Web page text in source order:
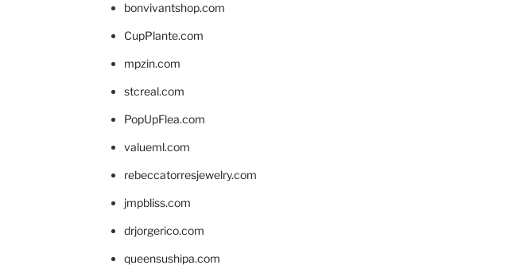
bonvivantshop.com
CupPlante.com
mpzin.com
stcreal.com
PopUpFlea.com
valueml.com
rebeccatorresjewelry.com
jmpbliss.com
drjorgerico.com
queensushipa.com